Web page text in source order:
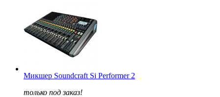
Микшер Soundcraft Si Performer 2
только под заказ!